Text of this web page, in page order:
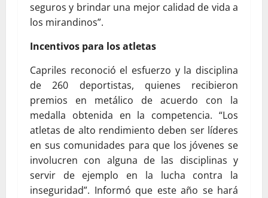
seguros y brindar una mejor calidad de vida a
los mirandinos”.
Incentivos para los atletas
Capriles reconoció el esfuerzo y la disciplina
de 260 deportistas, quienes recibieron
premios en metálico de acuerdo con la
medalla obtenida en la competencia. “Los
atletas de alto rendimiento deben ser líderes
en sus comunidades para que los jóvenes se
involucren con alguna de las disciplinas y
servir de ejemplo en la lucha contra la
inseguridad”. Informó que este año se hará